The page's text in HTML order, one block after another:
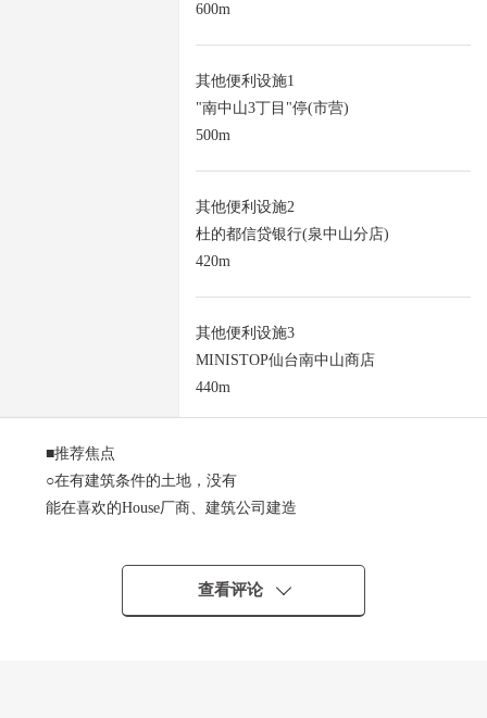
600m
其他便利设施1
"南中山3丁目"停(市营)
500m
其他便利设施2
杜的都信贷银行(泉中山分店)
420m
其他便利设施3
MINISTOP仙台南中山商店
440m
■推荐焦点
○在有建筑条件的土地，没有
能在喜欢的House厂商、建筑公司建造
○作为也容易做车进入的道路表面和FLAT的地貌
○清静的住宅地
查看评论